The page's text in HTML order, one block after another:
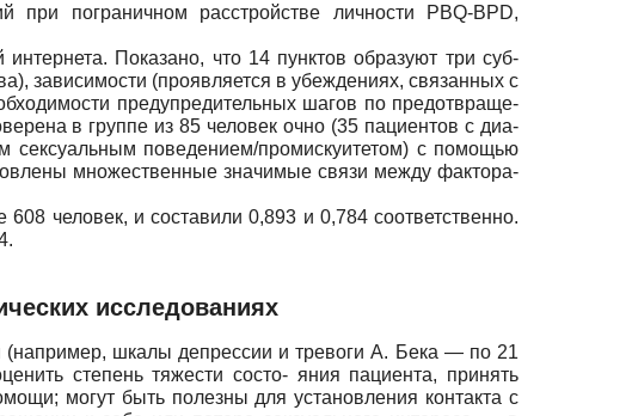
при пограничном расстройстве личности PBQ-BPD,
Показано, что 14 пунктов образуют три суб-
зависимости (проявляется в убеждениях, связанных с
предупредительных шагов по предотвраще-
в группе из 85 человек очно (35 пациентов c диа-
сексуальным поведением/промискуитетом) с помощью
множественные значимые связи между фактора-
человек, и составили 0,893 и 0,784 соответственно.
исследованиях
(например, шкалы депрессии и тревоги А. Бека — по 21
степень тяжести состо- яния пациента, принять
могут быть полезны для установления контакта с